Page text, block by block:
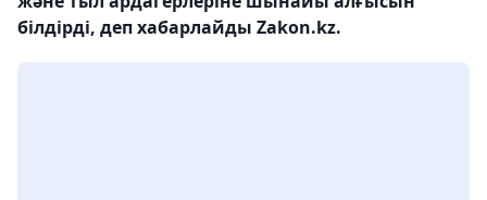
білдірді, деп хабарлайды Zakon.kz.